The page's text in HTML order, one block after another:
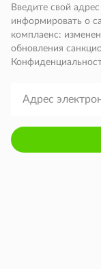
Введите свой
информировать о
комплаенс:
обновления